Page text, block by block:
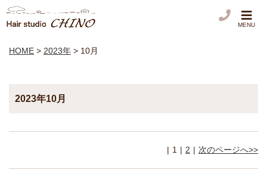
MENU
HOME > 2023年 > 10月
2023年10月
1 2 次のページへ>>